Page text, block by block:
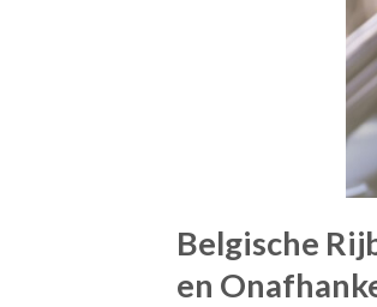
Belgische
en